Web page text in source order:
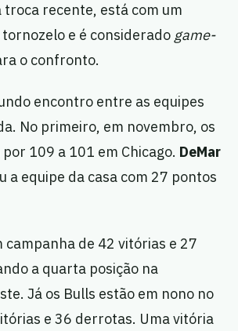
troca recente, está com um
e é considerado game-
o confronto.
encontro entre as equipes
No primeiro, em novembro, os
109 a 101 em Chicago. DeMar
a equipe da casa com 27 pontos
campanha de 42 vitórias e 27
a quarta posição na
Já os Bulls estão em nono no
e 36 derrotas. Uma vitória